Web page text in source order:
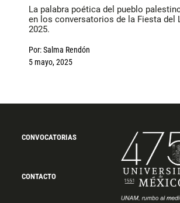
La palabra poética del pueblo
en los conversatorios de la Fiesta del
2025.
Por:Salma Rendón
5 mayo, 2025
CONVOCATORIAS
CONTACTO